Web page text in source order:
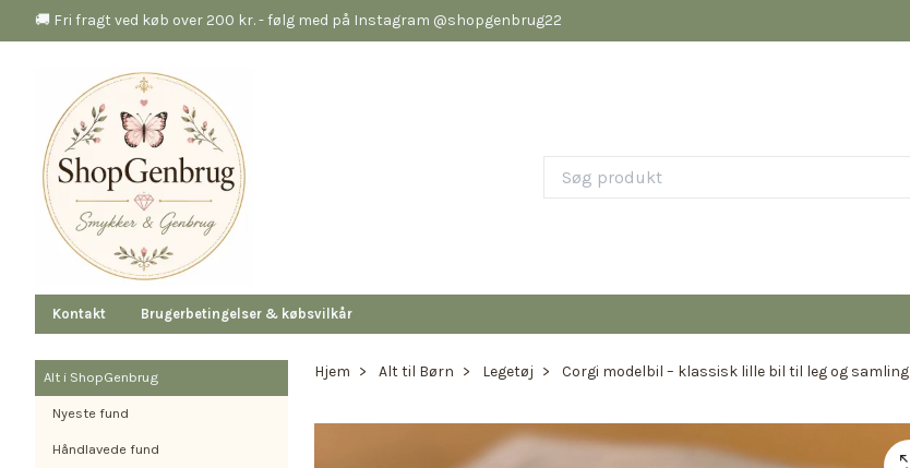
🚚 Fri fragt ved køb over 200 kr. - følg med på Instagram @shopgenbrug22
Kontakt Brugerbetingelser & købsvilkår
Alt i ShopGenbrug
Nyeste fund
Håndlavede fund
Hjem Alt til Børn Legetøj Corgi modelbil – klassisk lille bil til leg og samling